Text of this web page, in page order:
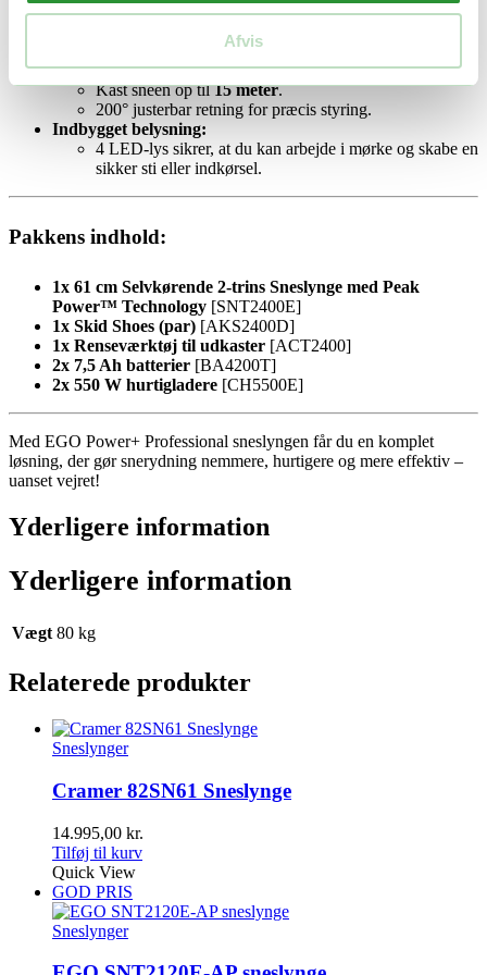
Afvis
Selvkørende med bakgear:
Let at manøvrere, selv på trange områder.
Udstyret med hjul med høj trækkraft.
Justerbar udkaster:
Kast sneen op til15 meter.
200° justerbar retning for præcis styring.
Indbygget belysning:
4 LED-lys sikrer, at du kan arbejde i mørke og skabe en
sikker sti eller indkørsel.
Pakkens indhold:
1x 61 cm Selvkørende 2-trins Sneslynge med Peak
Power™ Technology [SNT2400E]
1x Skid Shoes (par) [AKS2400D]
1x Renseværktøj til udkaster [ACT2400]
2x 7,5 Ah batterier [BA4200T]
2x 550 W hurtigladere [CH5500E]
Med EGO Power+ Professional sneslyngen får du en komplet
løsning, der gør snerydning nemmere, hurtigere og mere effektiv –
uanset vejret!
Yderligere information
Yderligere information
Vægt 80 kg
Relaterede produkter
Sneslynger
Cramer 82SN61 Sneslynge
14.995,00 kr.
Tilføj til kurv
Quick View
GOD PRIS
Sneslynger